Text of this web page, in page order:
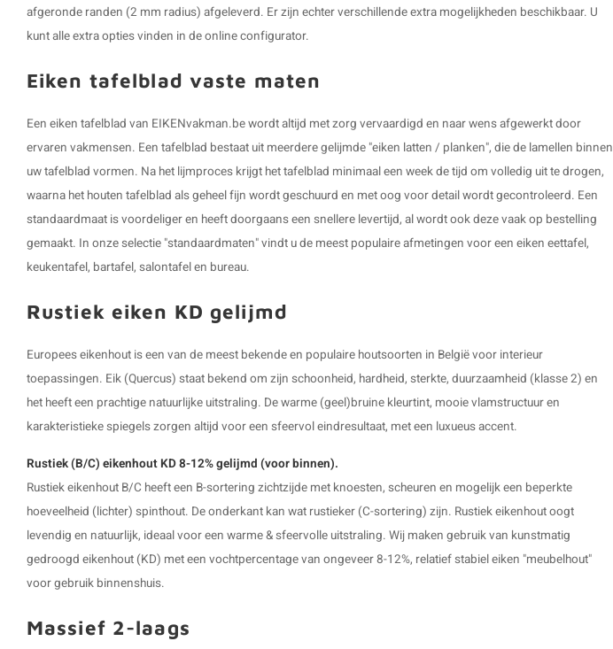
afgeronde randen (2 mm radius) afgeleverd. Er zijn echter verschillende extra mogelijkheden beschikbaar. U
kunt alle extra opties vinden in de online configurator.
Eiken tafelblad vaste maten
Een eiken tafelblad van EIKENvakman.be wordt altijd met zorg vervaardigd en naar wens afgewerkt door
ervaren vakmensen. Een tafelblad bestaat uit meerdere gelijmde "eiken latten / planken", die de lamellen binnen
uw tafelblad vormen. Na het lijmproces krijgt het tafelblad minimaal een week de tijd om volledig uit te drogen,
waarna het houten tafelblad als geheel fijn wordt geschuurd en met oog voor detail wordt gecontroleerd. Een
standaardmaat is voordeliger en heeft doorgaans een snellere levertijd, al wordt ook deze vaak op bestelling
gemaakt. In onze selectie "standaardmaten" vindt u de meest populaire afmetingen voor een eiken eettafel,
keukentafel, bartafel, salontafel en bureau.
Rustiek eiken KD gelijmd
Europees eikenhout is een van de meest bekende en populaire houtsoorten in België voor interieur
toepassingen. Eik (Quercus) staat bekend om zijn schoonheid, hardheid, sterkte, duurzaamheid (klasse 2) en
het heeft een prachtige natuurlijke uitstraling. De warme (geel)bruine kleurtint, mooie vlamstructuur en
karakteristieke spiegels zorgen altijd voor een sfeervol eindresultaat, met een luxueus accent.
Rustiek (B/C) eikenhout KD 8-12% gelijmd (voor binnen).
Rustiek eikenhout B/C heeft een B-sortering zichtzijde met knoesten, scheuren en mogelijk een beperkte
hoeveelheid (lichter) spinthout. De onderkant kan wat rustieker (C-sortering) zijn. Rustiek eikenhout oogt
levendig en natuurlijk, ideaal voor een warme & sfeervolle uitstraling. Wij maken gebruik van kunstmatig
gedroogd eikenhout (KD) met een vochtpercentage van ongeveer 8-12%, relatief stabiel eiken "meubelhout"
voor gebruik binnenshuis.
Massief 2-laags